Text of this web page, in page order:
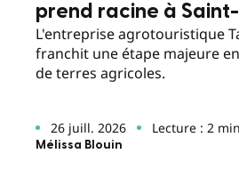
prend racine à
L'entreprise agrotouristique
franchit une étape majeure
de terres agricoles.
26 juill. 2026 Lecture : 2
Mélissa Blouin